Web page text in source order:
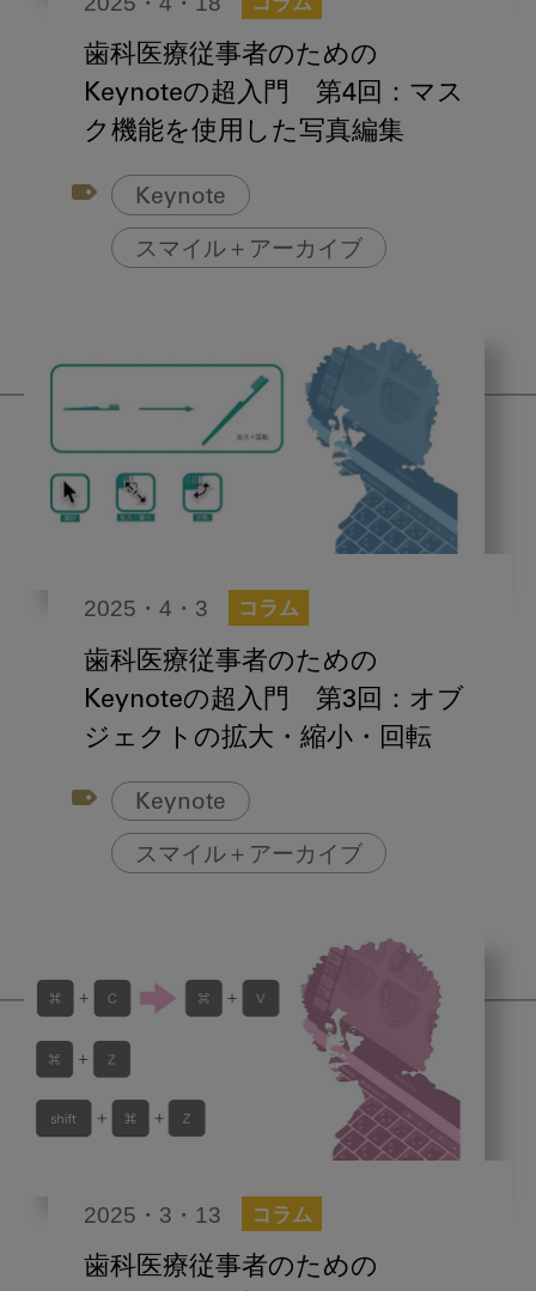
コラム
歯科医療従事者のための
Keynoteの超入門 第4回：マス
ク機能を使用した写真編集
Keynote
スマイル＋アーカイブ
2025・4・3 コラム
歯科医療従事者のための
Keynoteの超入門 第3回：オブ
ジェクトの拡大・縮小・回転
Keynote
スマイル＋アーカイブ
2025・3・13 コラム
歯科医療従事者のための